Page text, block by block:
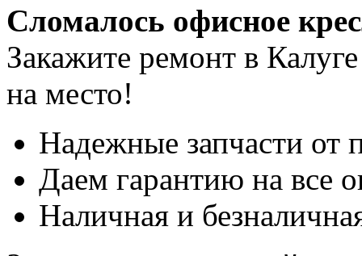
Сломалось офисное
Закажите ремонт в
на место!
Надежные запчасти от
Даем гарантию на все
Наличная и